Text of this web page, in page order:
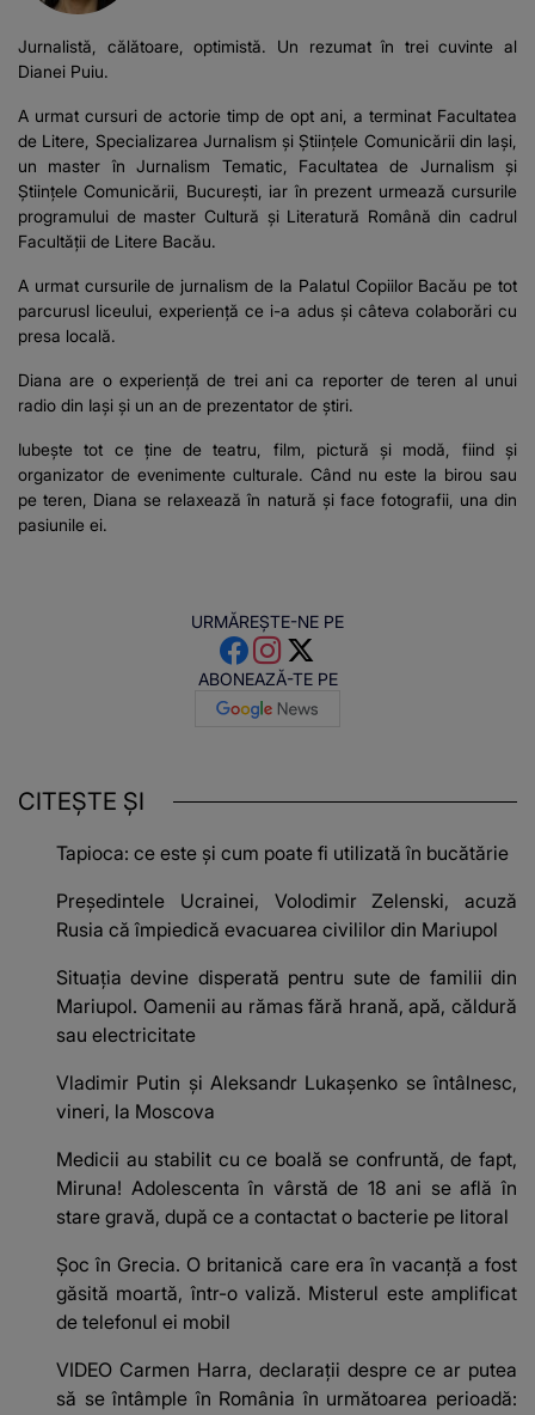
Jurnalistă, călătoare, optimistă. Un rezumat în trei cuvinte al
Dianei Puiu.
A urmat cursuri de actorie timp de opt ani, a terminat Facultatea
de Litere, Specializarea Jurnalism și Științele Comunicării din Iași,
un master în Jurnalism Tematic, Facultatea de Jurnalism și
Științele Comunicării, București, iar în prezent urmează cursurile
programului de master Cultură și Literatură Română din cadrul
Facultății de Litere Bacău.
A urmat cursurile de jurnalism de la Palatul Copiilor Bacău pe tot
parcurusl liceului, experiență ce i-a adus și câteva colaborări cu
presa locală.
Diana are o experiență de trei ani ca reporter de teren al unui
radio din Iași și un an de prezentator de știri.
Iubește tot ce ține de teatru, film, pictură și modă, fiind și
organizator de evenimente culturale. Când nu este la birou sau
pe teren, Diana se relaxează în natură și face fotografii, una din
pasiunile ei.
URMĂREȘTE-NE PE
ABONEAZĂ-TE PE
CITEȘTE ȘI
Tapioca: ce este și cum poate fi utilizată în bucătărie
Preşedintele Ucrainei, Volodimir Zelenski, acuză
Rusia că împiedică evacuarea civililor din Mariupol
Situația devine disperată pentru sute de familii din
Mariupol. Oamenii au rămas fără hrană, apă, căldură
sau electricitate
Vladimir Putin şi Aleksandr Lukaşenko se întâlnesc,
vineri, la Moscova
Medicii au stabilit cu ce boală se confruntă, de fapt,
Miruna! Adolescenta în vârstă de 18 ani se află în
stare gravă, după ce a contactat o bacterie pe litoral
Șoc în Grecia. O britanică care era în vacanță a fost
găsită moartă, într-o valiză. Misterul este amplificat
de telefonul ei mobil
VIDEO Carmen Harra, declarații despre ce ar putea
să se întâmple în România în următoarea perioadă: